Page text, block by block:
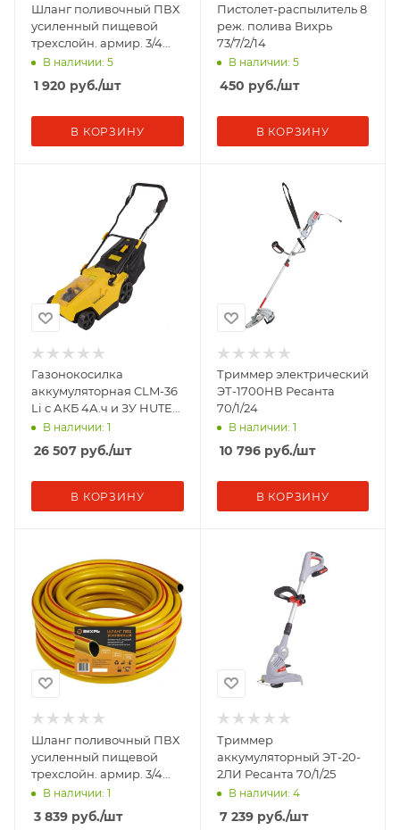
Шланг поливочный ПВХ
усиленный пищевой
трехслойн. армир. 3/4
25м желт. Вихрь 73/7/2/4
В наличии: 5
1 920 руб./шт
В КОРЗИНУ
Пистолет-распылитель 8
реж. полива Вихрь
73/7/2/14
В наличии: 5
450 руб./шт
В КОРЗИНУ
Газонокосилка
аккумуляторная CLM-36
Li с АКБ 4А.ч и ЗУ HUTER
70/4/10
В наличии: 1
26 507 руб./шт
В КОРЗИНУ
Триммер электрический
ЭТ-1700НВ Ресанта
70/1/24
В наличии: 1
10 796руб./шт
В КОРЗИНУ
Шланг поливочный ПВХ
усиленный пищевой
трехслойн. армир. 3/4
50м желт. Вихрь 73/7/2/5
В наличии: 1
3 839 руб./шт
Триммер
аккумуляторный ЭТ-20-
2ЛИ Ресанта 70/1/25
В наличии: 4
7 239руб./шт